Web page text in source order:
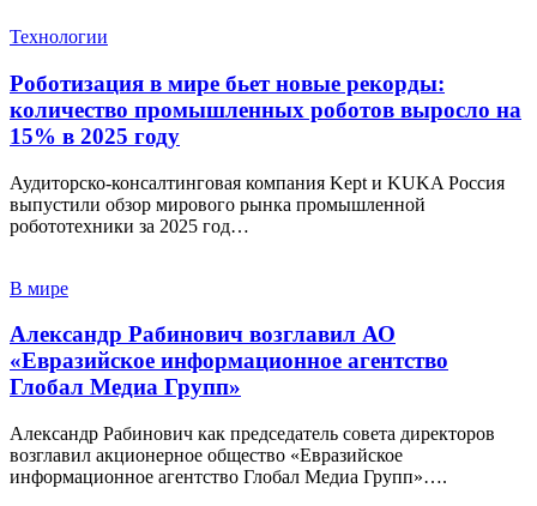
Технологии
Роботизация в мире бьет новые рекорды:
количество промышленных роботов выросло на
15% в 2025 году
Аудиторско-консалтинговая компания Kept и KUKA Россия
выпустили обзор мирового рынка промышленной
робототехники за 2025 год…
В мире
Александр Рабинович возглавил АО
«Евразийское информационное агентство
Глобал Медиа Групп»
Александр Рабинович как председатель совета директоров
возглавил акционерное общество «Евразийское
информационное агентство Глобал Медиа Групп»….